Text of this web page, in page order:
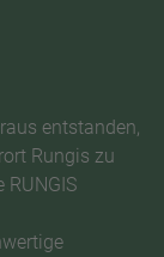
entstanden,
Rungis zu